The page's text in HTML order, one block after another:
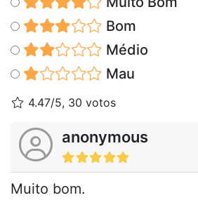
Bom
Médio
Mau
4.47/5, 30 votos
anonymous
Muito bom.